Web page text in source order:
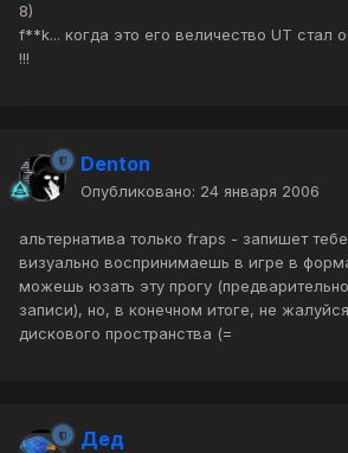
8)
f**k... когда это его величество UT стал
!!!
Denton
Опубликовано: 24 января 2006
альтернатива только fraps - запишет
визуально воспринимаешь в игре в
можешь юзать эту прогу
записи), но, в конечном итоге, не
дискового пространства (=
Дед